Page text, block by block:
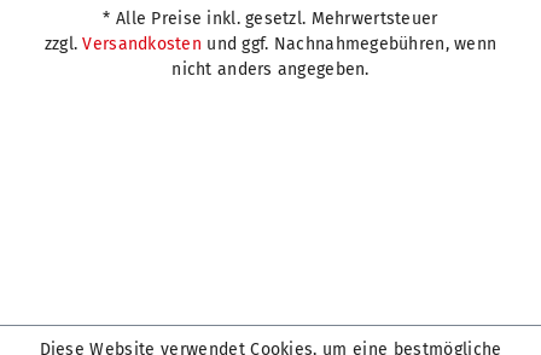
* Alle Preise inkl. gesetzl. Mehrwertsteuer
zzgl.Versandkosten und ggf. Nachnahmegebühren, wenn
nicht anders angegeben.
Diese Website verwendet Cookies, um eine bestmögliche